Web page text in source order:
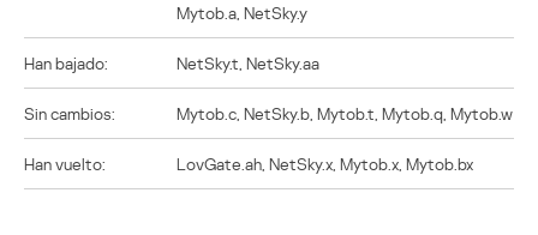
Mytob.a, NetSky.y
Han bajado: NetSky.t, NetSky.aa
Sin cambios: Mytob.c, NetSky.b, Mytob.t, Mytob.q, Mytob.w
Han vuelto: LovGate.ah, NetSky.x, Mytob.x, Mytob.bx